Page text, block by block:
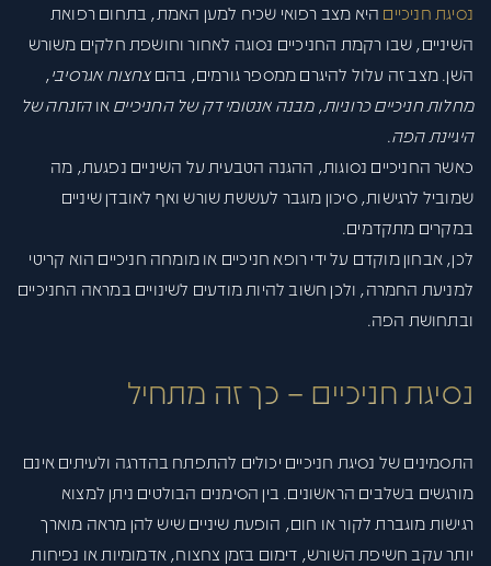
נסיגת חניכיים היא מצב רפואי שכיח למען האמת, בתחום רפואת
השיניים, שבו רקמת החניכיים נסוגה לאחור וחושפת חלקים משורש
השן. מצב זה עלול להיגרם ממספר גורמים, בהםצחצוח אגרסיבי,
מחלות חניכיים כרוניות,מבנה אנטומי דק של החניכיים אוהזנחה של
היגיינת הפה.
כאשר החניכיים נסוגות, ההגנה הטבעית על השיניים נפגעת, מה
שמוביל לרגישות, סיכון מוגבר לעששת שורש ואף לאובדן שיניים
במקרים מתקדמים.
לכן, אבחון מוקדם על ידי רופא חניכיים או מומחה חניכיים הוא קריטי
למניעת החמרה, ולכן חשוב להיות מודעים לשינויים במראה החניכיים
ובתחושת הפה.
נסיגת חניכיים – כך זה מתחיל
התסמינים של נסיגת חניכיים יכולים להתפתח בהדרגה ולעיתים אינם
מורגשים בשלבים הראשונים. בין הסימנים הבולטים ניתן למצוא
רגישות מוגברת לקור או חום, הופעת שיניים שיש להן מראה מוארך
יותר עקב חשיפת השורש, דימום בזמן צחצוח, אדמומיות או נפיחות